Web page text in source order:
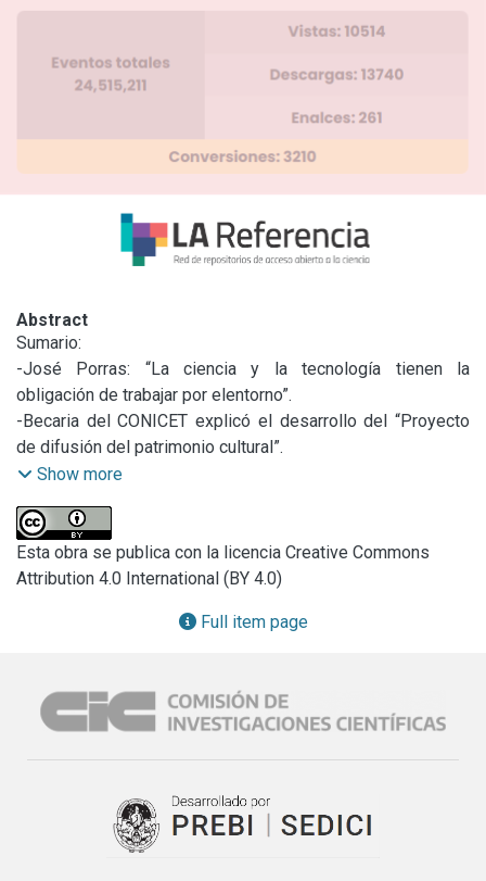
Abstract
Sumario:
-José Porras: “La ciencia y la tecnología tienen la
obligación de trabajar por elentorno”.
-Becaria del CONICET explicó el desarrollo del “Proyecto
de difusión del patrimonio cultural”.
-Cursos para empleados de la Administración Pública.
-El IHLLA organiza un curso sobre la calidad del agua.
-Curso de cultivos celulares y sus aplicaciones.
Show more
Esta obra se publica con la licencia Creative Commons
Attribution 4.0 International (BY 4.0)
Full item page